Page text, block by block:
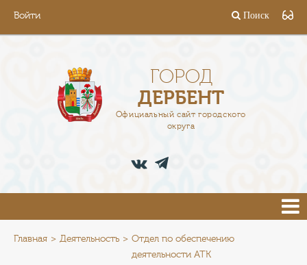
Войти Поиск
ГОРОД
ДЕРБЕНТ
Официальный сайт городского
округа
АДМИНИСТРАЦИЯ
ПРЕСС-ЦЕНТР
Главная Деятельность
Отдел по обеспечению
деятельности АТК